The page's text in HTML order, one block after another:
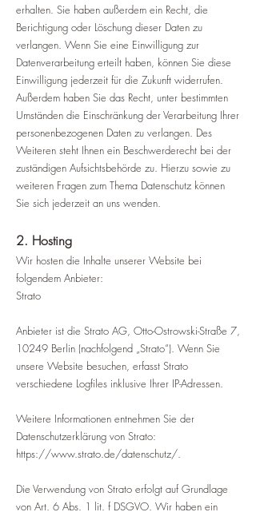
erhalten. Sie haben außerdem ein Recht, die
Berichtigung oder Löschung dieser Daten zu
verlangen. Wenn Sie eine Einwilligung zur
Datenverarbeitung erteilt haben, können Sie diese
Einwilligung jederzeit für die Zukunft widerrufen.
Außerdem haben Sie das Recht, unter bestimmten
Umständen die Einschränkung der Verarbeitung Ihrer
personenbezogenen Daten zu verlangen. Des
Weiteren steht Ihnen ein Beschwerderecht bei der
zuständigen Aufsichtsbehörde zu. Hierzu sowie zu
weiteren Fragen zum Thema Datenschutz können
Sie sich jederzeit an uns wenden.
2. Hosting
Wir hosten die Inhalte unserer Website bei
folgendem Anbieter:
Strato
Anbieter ist die Strato AG, Otto-Ostrowski-Straße 7,
10249 Berlin (nachfolgend „Strato“). Wenn Sie
unsere Website besuchen, erfasst Strato
verschiedene Logfiles inklusive Ihrer IP-Adressen.
Weitere Informationen entnehmen Sie der
Datenschutzerklärung von Strato:
https://www.strato.de/datenschutz/.
Die Verwendung von Strato erfolgt auf Grundlage
von Art. 6 Abs. 1 lit. f DSGVO. Wir haben ein